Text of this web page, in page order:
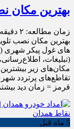
بهترین مکان
زمان مطالعه: ۲ دقیقه
بهترین مکان نصب
(تبلیغات،
مکان‌های زیر بیشترین
تقاطع‌های پرتردد
قرمز = زمان دید
5 ماه قبل